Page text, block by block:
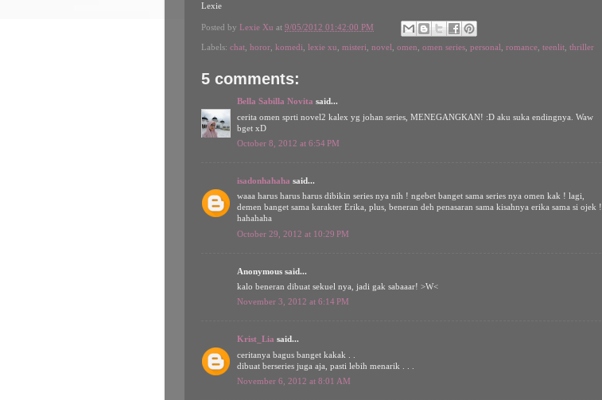
Lexie
Posted by Lexie Xu at 9/05/2012 01:42:00 PM
Labels: chat horor komedi lexie xu misteri novel omen omen series personal romance teenlit thriller
5 comments:
Bella Sabilla Novita said...
cerita omen sprti novel2 kalex yg johan series, MENEGANGKAN! :D aku suka endingnya. Waw
bget xD
October 8, 2012 at 6:54 PM
isadonhahaha said...
waaa harus harus harus dibikin series nya nih ! ngebet banget sama series nya omen kak ! lagi,
demen banget sama karakter Erika, plus, beneran deh penasaran sama kisahnya erika sama si ojek !
hahahaha
October 29, 2012 at 10:29 PM
Anonymous said...
kalo beneran dibuat sekuel nya, jadi gak sabaaar! >W<
November 3, 2012 at 6:14 PM
Krist_Lia said...
ceritanya bagus banget kakak . .
dibuat berseries juga aja, pasti lebih menarik . . .
November 6, 2012 at 8:01 AM